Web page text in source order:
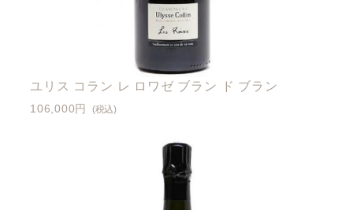
ユリス コラン レ ロワゼ ブラン ド ブラン
106,000円 (税込)